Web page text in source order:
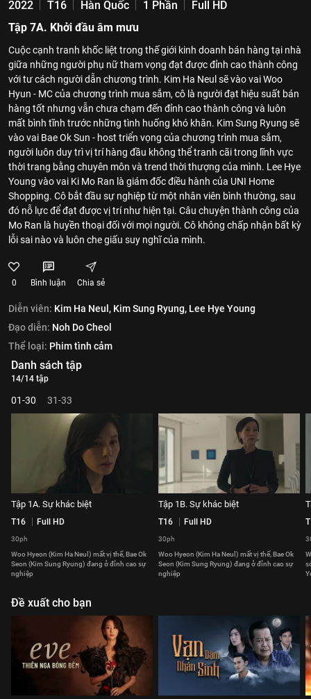
2022 T16 Hàn Quốc 1 Phần
Full HD
Tập 7A. Khởi đầu âm mưu
Cuộc cạnh tranh khốc liệt trong thế giới kinh doanh bán hàng tại nhà
giữa những người phụ nữ tham vọng đạt được đỉnh cao thành công
với tư cách người dẫn chương trình. Kim Ha Neul sẽ vào vai Woo
Hyun - MC của chương trình mua sắm, cô là người đạt hiệu suất bán
hàng tốt nhưng vẫn chưa chạm đến đỉnh cao thành công và luôn
mất bình tĩnh trước những tình huống khó khăn. Kim Sung Ryung sẽ
vào vai Bae Ok Sun - host triển vọng của chương trình mua sắm,
người luôn duy trì vị trí hàng đầu không thể tranh cãi trong lĩnh vực
thời trang bằng chuyên môn và trend thời thượng của mình. Lee Hye
Young vào vai Ki Mo Ran là giám đốc điều hành của UNI Home
Shopping. Cô bắt đầu sự nghiệp từ một nhân viên bình thường, sau
đó nỗ lực để đạt được vị trí như hiện tại. Câu chuyện thành công của
Mo Ran là huyền thoại đối với mọi người. Cô không chấp nhận bất kỳ
lỗi sai nào và luôn che giấu suy nghĩ của mình.
0 Bình luận Chia sẻ
Diễn viên: Kim Ha Neul, Kim Sung Ryung, Lee Hye Young
Đạo diễn: Noh Do Cheol
Thể loại: Phim tình cảm
Danh sách tập
14/14 tập
01-30 31-33
Tập 1A. Sự khác biệt
T16 Full HD
30ph
Woo Hyeon (Kim Ha Neul) mất vị thế, Bae Ok
Seon (Kim Sung Ryung) đang ở đỉnh cao sự
nghiệp
Tập 1B. Sự khác biệt
T16 Full HD
30ph
Woo Hyeon (Kim Ha Neul) mất vị thế, Bae Ok
Seon (Kim Sung Ryung) đang ở đỉnh cao sự
nghiệp
Đề xuất cho bạn